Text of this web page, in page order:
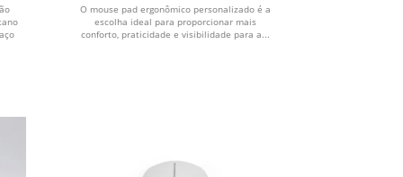
O mouse pad ergonômico personalizado é a
escolha ideal para proporcionar mais
conforto, praticidade e visibilidade para a...